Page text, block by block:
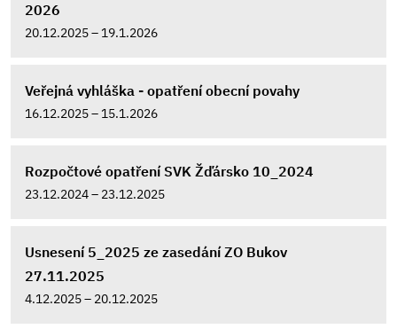
2026
20.12.2025 – 19.1.2026
Veřejná vyhláška - opatření obecní povahy
16.12.2025 – 15.1.2026
Rozpočtové opatření SVK Žďársko 10_2024
23.12.2024 – 23.12.2025
Usnesení 5_2025 ze zasedání ZO Bukov
27.11.2025
4.12.2025 – 20.12.2025